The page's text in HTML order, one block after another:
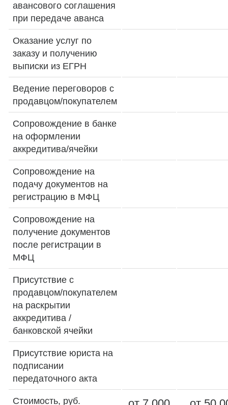
авансового соглашения
при передаче аванса
Оказание услуг по
заказу и получению
выписки из ЕГРН
Ведение переговоров с
продавцом/покупателем
Сопровождение в банке
на оформлении
аккредитива/ячейки
Сопровождение на
подачу документов на
регистрацию в МФЦ
Сопровождение на
получение документов
после регистрации в
МФЦ
Присутствие с
продавцом/покупателем
на раскрытии
аккредитива /
банковской ячейки
Присутствие юриста на
подписании
передаточного акта
Стоимость, руб.